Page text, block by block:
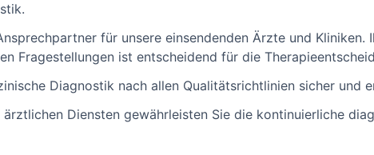
für unsere einsendenden Ärzte und Kliniken.
Fragestellungen ist entscheidend für die
Diagnostik nach allen Qualitätsrichtlinien sicher und
Diensten gewährleisten Sie die kontinuierliche